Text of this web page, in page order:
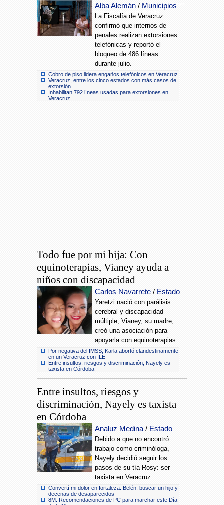
Extorsiones telefónicas desde penales
siguen en Veracruz: fiscalía
Alba Alemán / Municipios
La Fiscalía de Veracruz
confirmó que internos de
penales realizan extorsiones
telefónicas y reportó el
bloqueo de 486 líneas
durante julio.
Cobro de piso lidera engaños telefónicos en Veracruz
Veracruz, entre los cinco estados con más casos de
extorsión
Inhabilitan 792 líneas usadas para extorsiones en
Veracruz
Todo fue por mi hija: Con
equinoterapias, Vianey ayuda a
niños con discapacidad
Carlos Navarrete / Estado
Yaretzi nació con parálisis
cerebral y discapacidad
múltiple; Vianey, su madre,
creó una asociación para
apoyarla con equinoterapias
Por negativa del IMSS, Karla abortó clandestinamente
en un Veracruz con ILE
Entre insultos, riesgos y discriminación, Nayely es
taxista en Córdoba
Entre insultos, riesgos y
discriminación, Nayely es taxista
en Córdoba
Analuz Medina / Estado
Debido a que no encontró
trabajo como criminóloga,
Nayely decidió seguir los
pasos de su tía Rosy: ser
taxista en Veracruz
Convertí mi dolor en fortaleza: Belén, buscar un hijo y
decenas de desaparecidos
8M: Recomendaciones de PC para marchar este Día